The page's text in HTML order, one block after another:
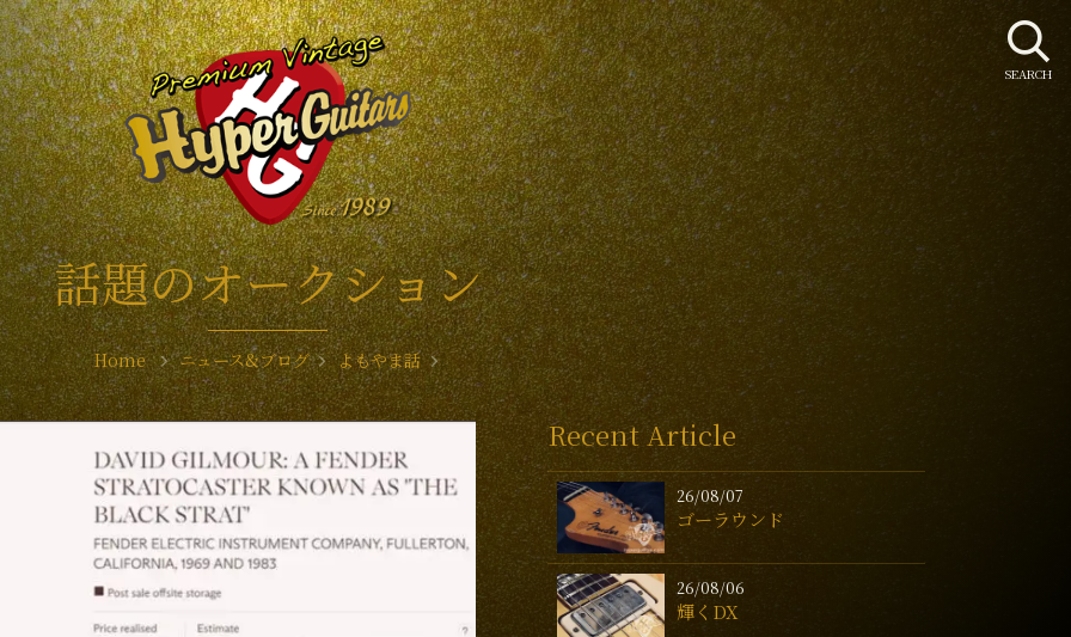
話題のオークション
Home ニュース&ブログ よもやま話
Recent Article
26/08/07
ゴーラウンド
26/08/06
輝くDX
SEARCH